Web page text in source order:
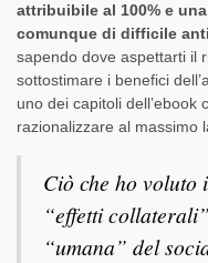
attribuibile al 100% e
comunque di difficile
sapendo dove aspettarti il
sottostimare i benefici
uno dei capitoli
razionalizzare al massimo
Ciò che ho voluto
“effetti
“umana” del